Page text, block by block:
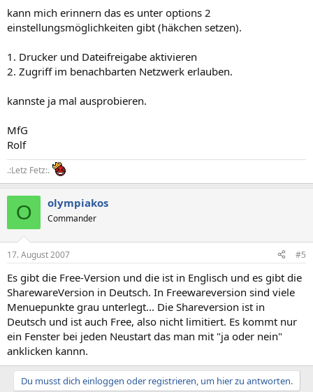
kann mich erinnern das es unter options 2
einstellungsmöglichkeiten gibt (häkchen setzen).
1. Drucker und Dateifreigabe aktivieren
2. Zugriff im benachbarten Netzwerk erlauben.
kannste ja mal ausprobieren.
MfG
Rolf
.:Letz Fetz:.
O olympiakos
Commander
17. August 2007 #5
Es gibt die Free-Version und die ist in Englisch und es gibt die
SharewareVersion in Deutsch. In Freewareversion sind viele
Menuepunkte grau unterlegt... Die Shareversion ist in
Deutsch und ist auch Free, also nicht limitiert. Es kommt nur
ein Fenster bei jeden Neustart das man mit "ja oder nein"
anklicken kannn.
Du musst dich einloggen oder registrieren, um hier zu antworten.